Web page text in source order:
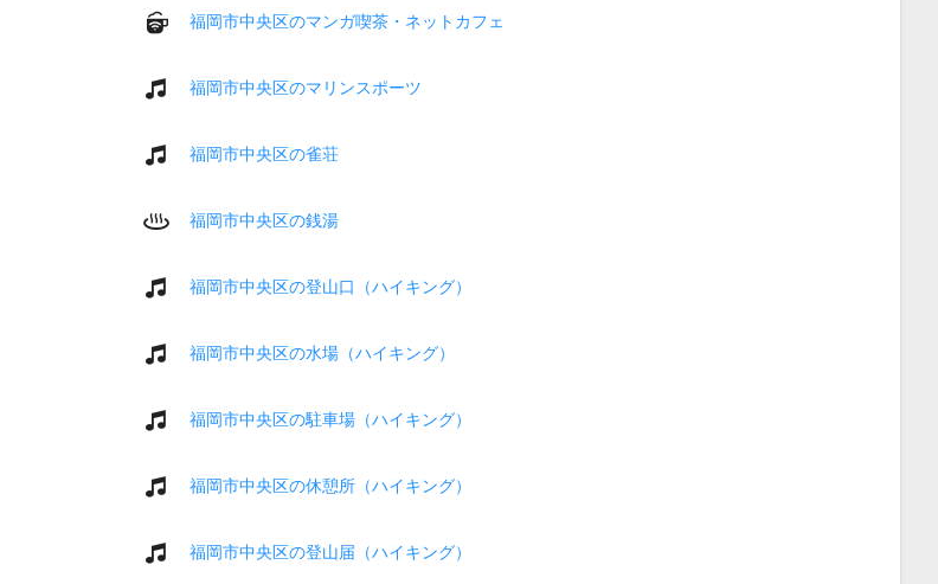
福岡市中央区のマンガ喫茶・ネットカフェ
福岡市中央区のマリンスポーツ
福岡市中央区の雀荘
福岡市中央区の銭湯
福岡市中央区の登山口（ハイキング）
福岡市中央区の水場（ハイキング）
福岡市中央区の駐車場（ハイキング）
福岡市中央区の休憩所（ハイキング）
福岡市中央区の登山届（ハイキング）